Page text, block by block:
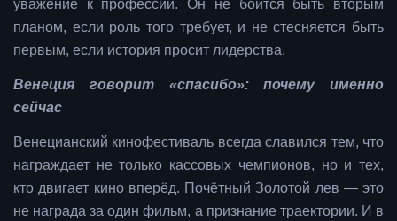
уважение к профессии. Он не боится быть вторым
планом, если роль того требует, и не стесняется быть
первым, если история просит лидерства.
Венеция говорит «спасибо»: почему именно
сейчас
Венецианский кинофестиваль всегда славился тем, что
награждает не только кассовых чемпионов, но и тех,
кто двигает кино вперёд. Почётный Золотой лев — это
не награда за один фильм, а признание траектории. И в